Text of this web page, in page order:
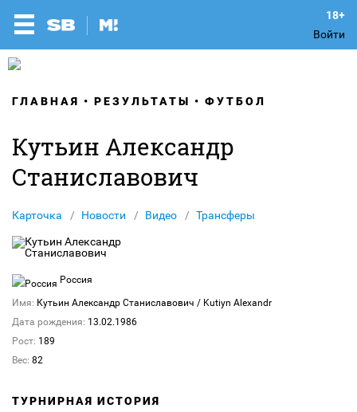
Войти
ГЛАВНАЯ РЕЗУЛЬТАТЫ ФУТБОЛ
Кутьин Александр
Станиславович
Карточка Новости Видео Трансферы
Россия
Имя: Кутьин Александр Станиславович / Kutiyn Alexandr
Дата рождения: 13.02.1986
Рост: 189
Вес: 82
ТУРНИРНАЯ ИСТОРИЯ